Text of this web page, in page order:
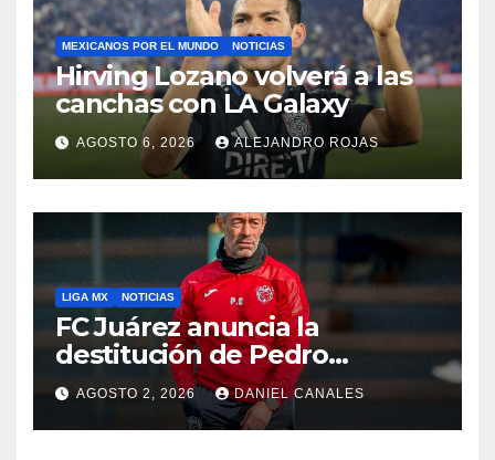
MEXICANOS POR EL MUNDO NOTICIAS
Hirving Lozano volverá a las
canchas con LA Galaxy
AGOSTO 6, 2026 ALEJANDRO ROJAS
LIGA MX NOTICIAS
FC Juárez anuncia la
destitución de Pedro
Caixinha
AGOSTO 2, 2026 DANIEL CANALES